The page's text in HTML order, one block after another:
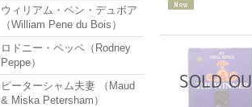
ウィリアム・ペン・デュボア
（William Pene du Bois）
ロドニー・ペッペ（Rodney
Peppe）
ピーターシャム夫妻 （Maud
& Miska Petersham）